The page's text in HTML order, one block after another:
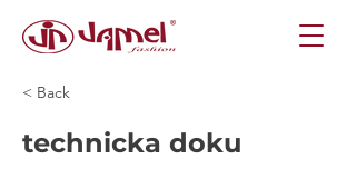
< Back
technicka doku